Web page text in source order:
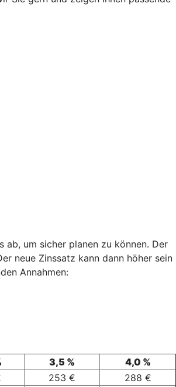
ab, um sicher planen zu können. Der
neue Zinssatz kann dann höher sein
Annahmen:
3,5 %
4,0 %
253 €
288 €